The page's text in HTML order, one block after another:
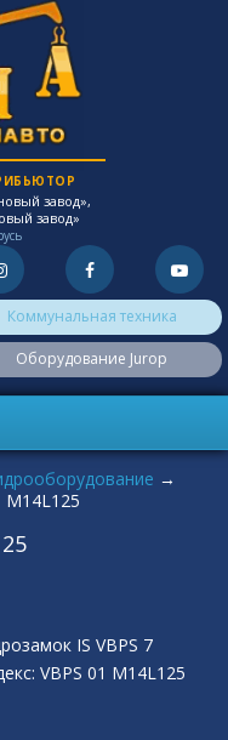
завод»,
завод»
Коммунальная техника
Оборудование Jurop
→
М14L125
IS VBPS 7
VBPS 01 М14L125